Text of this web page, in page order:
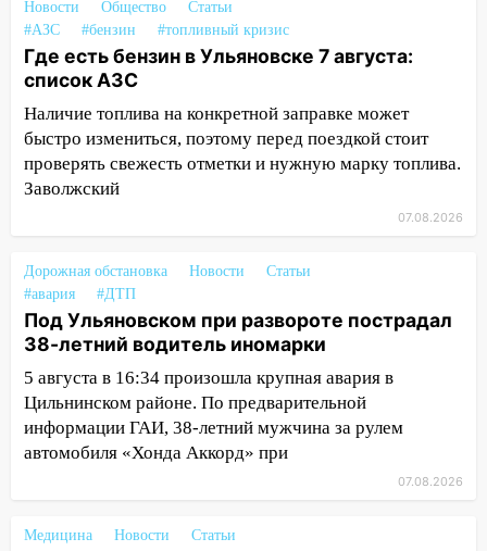
15:27 Прокуратура проверяет
капремонт школы в селе Кивать
15:08
В Кузоватово после прокурорской
проверки обновили разметку на
пешеходных переходах
14:40 На проспекте Гая в Ульяновске
запретили остановку автомобилей на
14:22 В Новом городе 8 августа пройдет
большой фестиваль «Наше время» с
мотофристайлом и концертом
«Мураками»
14:04 Жару смоет ливнями: прогноз
погоды в Ульяновской области на
выходные 8-9 августа
пассажира»
Новости Общество
Статьи
#АЗС
#бензин #топливный кризис
Где есть бензин в Ульяновске 7 августа:
список АЗС
Наличие топлива на конкретной заправке может
быстро измениться, поэтому перед поездкой стоит
проверять свежесть отметки и нужную марку топлива.
Заволжский
07.08.2026
Дорожная обстановка Новости
Статьи
#авария
#ДТП
Под Ульяновском при развороте пострадал
38-летний водитель иномарки
5 августа в 16:34 произошла крупная авария в
Цильнинском районе. По предварительной
информации ГАИ, 38-летний мужчина за рулем
автомобиля «Хонда Аккорд» при
07.08.2026
Медицина Новости Статьи